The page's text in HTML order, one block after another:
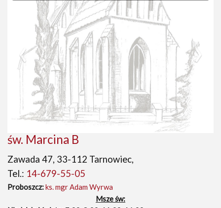
‹ ›
św. Marcina B
Zawada 47, 33-112 Tarnowiec,
Tel.: 14-679-55-05
Proboszcz:ks. mgr Adam Wyrwa
Msze św: